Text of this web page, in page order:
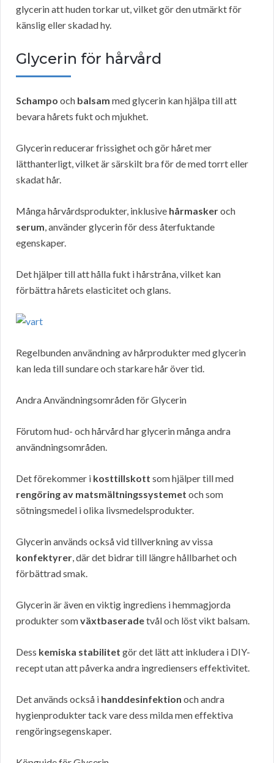
glycerin att huden torkar ut, vilket gör den utmärkt för
känslig eller skadad hy.
Glycerin för hårvård
Schampo och balsam med glycerin kan hjälpa till att
bevara hårets fukt och mjukhet.
Glycerin reducerar frissighet och gör håret mer
lätthanterligt, vilket är särskilt bra för de med torrt eller
skadat hår.
Många hårvårdsprodukter, inklusive hårmaskeroch
serum, använder glycerin för dess återfuktande
egenskaper.
Det hjälper till att hålla fukt i hårstråna, vilket kan
förbättra hårets elasticitet och glans.
Regelbunden användning av hårprodukter med glycerin
kan leda till sundare och starkare hår över tid.
Andra Användningsområden för Glycerin
Förutom hud- och hårvård har glycerin många andra
användningsområden.
Det förekommer i kosttillskott som hjälper till med
rengöring av matsmältningssystemet och som
sötningsmedel i olika livsmedelsprodukter.
Glycerin används också vid tillverkning av vissa
konfektyrer, där det bidrar till längre hållbarhet och
förbättrad smak.
Glycerin är även en viktig ingrediens i hemmagjorda
produkter somväxtbaseradetvål och löst vikt balsam.
Dess kemiska stabilitet gör det lätt att inkludera i DIY-
recept utan att påverka andra ingrediensers effektivitet.
Det används också i handdesinfektion och andra
hygienprodukter tack vare dess milda men effektiva
rengöringsegenskaper.